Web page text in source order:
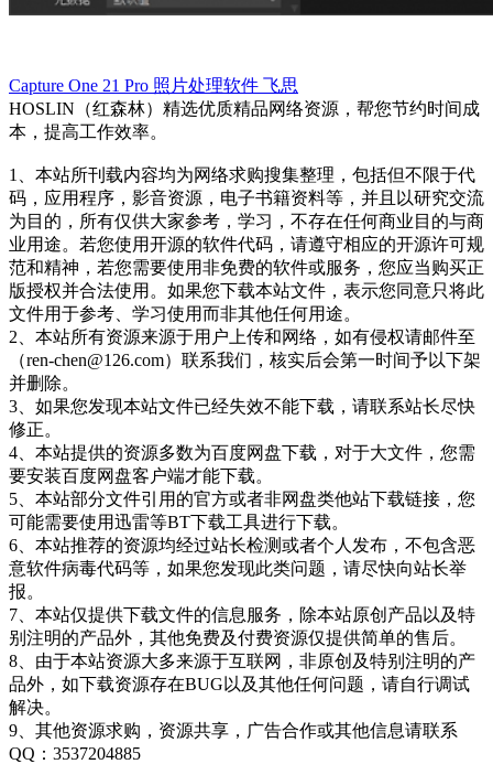
Capture One 21 Pro 照片处理软件 飞思
HOSLIN（红森林）精选优质精品网络资源，帮您节约时间成
本，提高工作效率。
1、本站所刊载内容均为网络求购搜集整理，包括但不限于代
码，应用程序，影音资源，电子书籍资料等，并且以研究交流
为目的，所有仅供大家参考，学习，不存在任何商业目的与商
业用途。若您使用开源的软件代码，请遵守相应的开源许可规
范和精神，若您需要使用非免费的软件或服务，您应当购买正
版授权并合法使用。如果您下载本站文件，表示您同意只将此
文件用于参考、学习使用而非其他任何用途。
2、本站所有资源来源于用户上传和网络，如有侵权请邮件至
（ren-chen@126.com）联系我们，核实后会第一时间予以下架
并删除。
3、如果您发现本站文件已经失效不能下载，请联系站长尽快
修正。
4、本站提供的资源多数为百度网盘下载，对于大文件，您需
要安装百度网盘客户端才能下载。
5、本站部分文件引用的官方或者非网盘类他站下载链接，您
可能需要使用迅雷等BT下载工具进行下载。
6、本站推荐的资源均经过站长检测或者个人发布，不包含恶
意软件病毒代码等，如果您发现此类问题，请尽快向站长举
报。
7、本站仅提供下载文件的信息服务，除本站原创产品以及特
别注明的产品外，其他免费及付费资源仅提供简单的售后。
8、由于本站资源大多来源于互联网，非原创及特别注明的产
品外，如下载资源存在BUG以及其他任何问题，请自行调试
解决。
9、其他资源求购，资源共享，广告合作或其他信息请联系
QQ：3537204885